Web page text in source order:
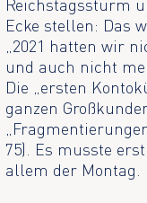
Reichstagssturm
Ecke stellen: Das
„2021 hatten wir
und auch nicht
Die „ersten
ganzen
75). Es musste
allem der Montag.